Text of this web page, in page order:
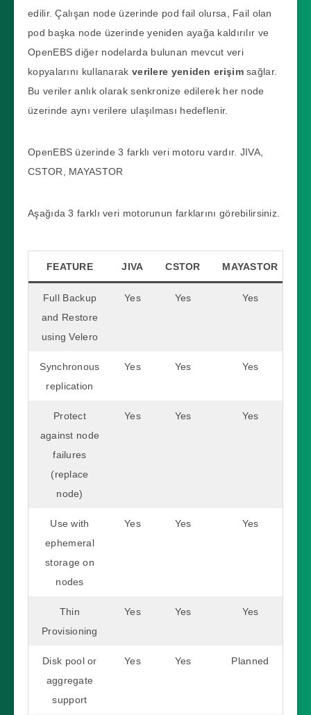
edilir. Çalışan node üzerinde pod fail olursa, Fail olan
pod başka node üzerinde yeniden ayağa kaldırılır ve
OpenEBS diğer nodelarda bulunan mevcut veri
kopyalarını kullanarak verilere yeniden erişimsağlar.
Bu veriler anlık olarak senkronize edilerek her node
üzerinde aynı verilere ulaşılması hedeflenir.
OpenEBS üzerinde 3 farklı veri motoru vardır. JIVA,
CSTOR, MAYASTOR
Aşağıda 3 farklı veri motorunun farklarını görebilirsiniz.
FEATURE JIVA CSTOR MAYASTOR
Full Backup
and Restore
using Velero
Yes Yes Yes
Synchronous
replication
Yes Yes Yes
Protect
against node
failures
(replace
node)
Yes Yes Yes
Use with
ephemeral
storage on
nodes
Yes Yes Yes
Thin
Provisioning
Yes Yes Yes
Disk pool or
aggregate
support
Yes Yes Planned